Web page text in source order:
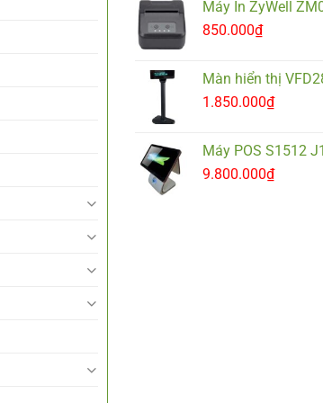
Máy In ZyWell
850.000₫
Màn hiển thị
1.850.000₫
Máy POS S1512
9.800.000₫